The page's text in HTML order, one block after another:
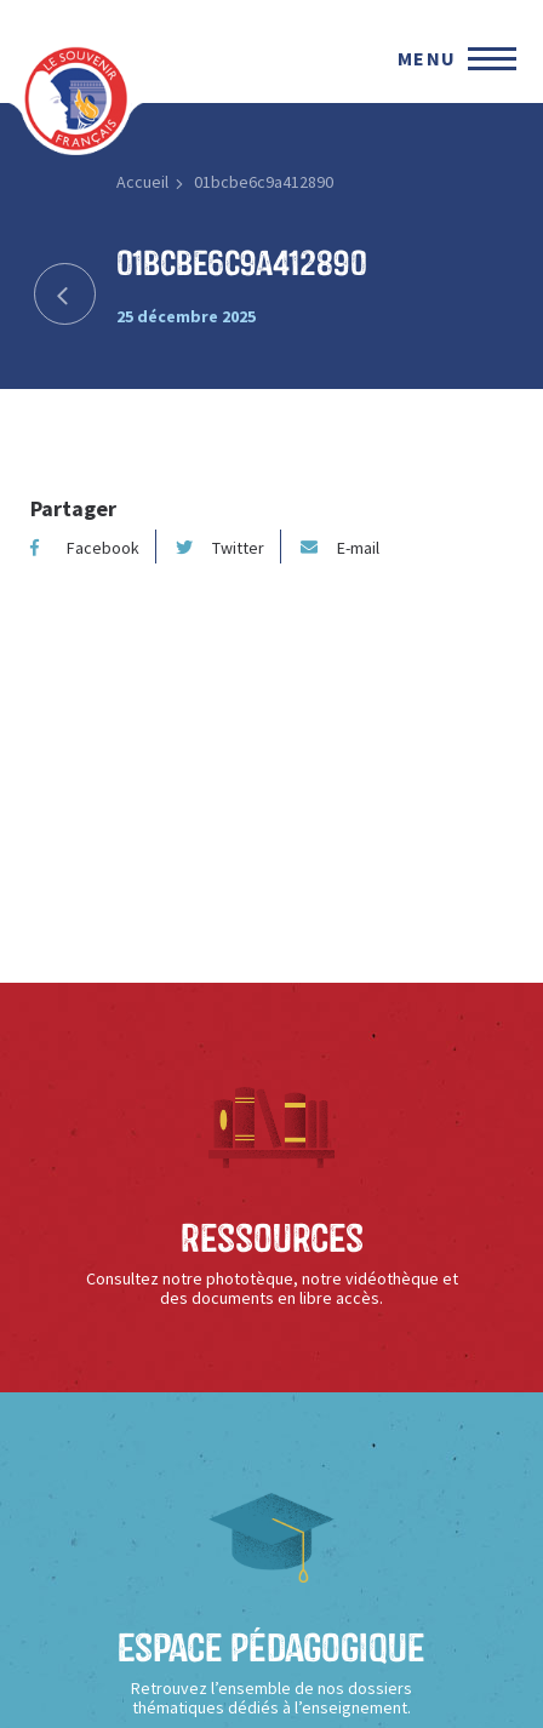
MENU
Accueil 01bcbe6c9a412890
01bcbe6c9a412890
25 décembre 2025
Partager
Facebook Twitter E-mail
Ressources
Consultez notre phototèque, notre vidéothèque et
des documents en libre accès.
Espace Pédagogique
Retrouvez l’ensemble de nos dossiers
thématiques dédiés à l’enseignement.